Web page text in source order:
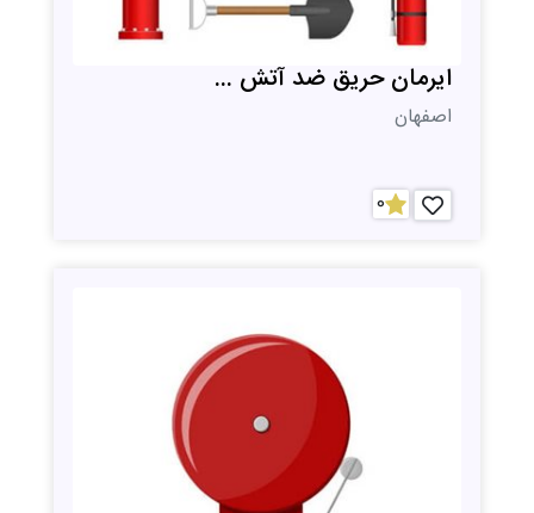
ایرمان حریق ضد آتش ...
اصفهان
0